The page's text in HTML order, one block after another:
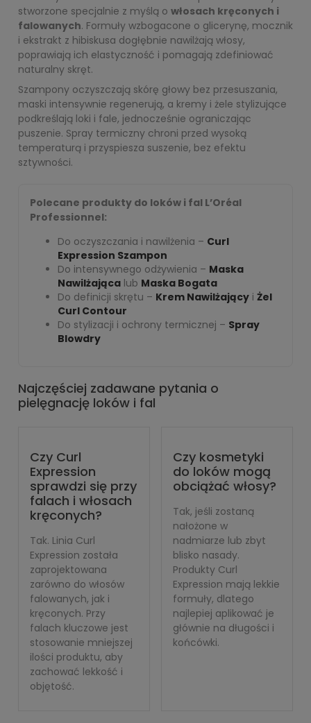
nawilżając i przywracając im
sprężystość. Maska głęboko
nawilża i odżywia włosy,
dodając im miękkości i
połysku. Zestaw pomoże
wzmocnić i zdefiniować
naturalne fale i loki,
pozostawiając włosy piękne,
zadbane i pełne życia.
stworzone specjalnie z myślą o włosach kręconych i
falowanych. Formuły wzbogacone o glicerynę, mocznik
i ekstrakt z hibiskusa dogłębnie nawilżają włosy,
poprawiają ich elastyczność i pomagają zdefiniować
naturalny skręt.
Szampony oczyszczają skórę głowy bez przesuszania,
maski intensywnie regenerują, a kremy i żele stylizujące
podkreślają loki i fale, jednocześnie ograniczając
puszenie. Spray termiczny chroni przed wysoką
temperaturą i przyspiesza suszenie, bez efektu
sztywności.
Polecane produkty do loków i fal L’Oréal
Professionnel:
Do oczyszczania i nawilżenia – Curl
Expression Szampon
Do intensywnego odżywienia – Maska
Nawilżająca lub Maska Bogata
Do definicji skrętu – Krem Nawilżający i Żel
Curl Contour
Do stylizacji i ochrony termicznej – Spray
Blowdry
Najczęściej zadawane pytania o
pielęgnację loków i fal
Czy Curl
Expression
sprawdzi się przy
falach i włosach
kręconych?
Tak. Linia Curl
Expression została
zaprojektowana
zarówno do włosów
falowanych, jak i
kręconych. Przy
falach kluczowe jest
stosowanie mniejszej
ilości produktu, aby
zachować lekkość i
objętość.
Czy kosmetyki
do loków mogą
obciążać włosy?
Tak, jeśli zostaną
nałożone w
nadmiarze lub zbyt
blisko nasady.
Produkty Curl
Expression mają lekkie
formuły, dlatego
najlepiej aplikować je
głównie na długości i
końcówki.